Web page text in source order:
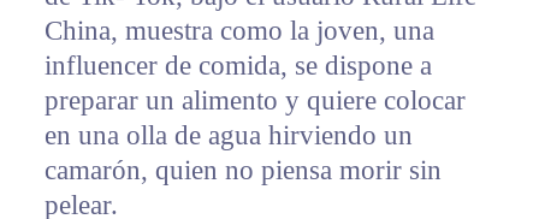
China, muestra como la joven, una
influencer de comida, se dispone a
preparar un alimento y quiere colocar
en una olla de agua hirviendo un
camarón, quien no piensa morir sin
pelear.